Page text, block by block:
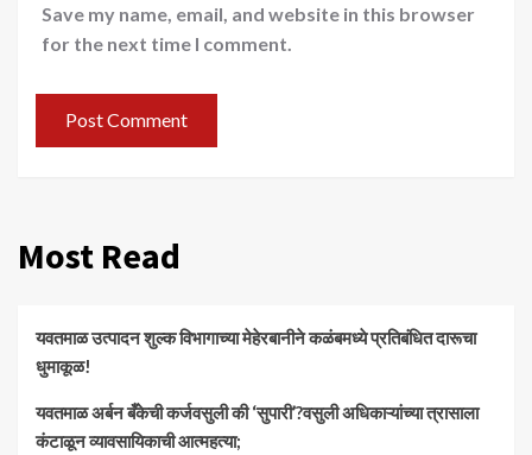
Save my name, email, and website in this browser
for the next time I comment.
Most Read
यवतमाळ उत्पादन शुल्क विभागाच्या मेहेरबानीने कळंबमध्ये प्रतिबंधित दारूचा
धुमाकूळ!
​यवतमाळ अर्बन बँकेची कर्जवसुली की ‘सुपारी’?वसुली अधिकाऱ्यांच्या त्रासाला
कंटाळून व्यावसायिकाची आत्महत्या;